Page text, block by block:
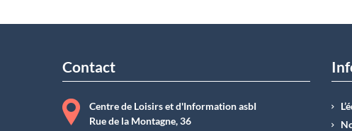
Contact
Centre de Loisirs et d'Information asbI
Rue de la Montagne, 36